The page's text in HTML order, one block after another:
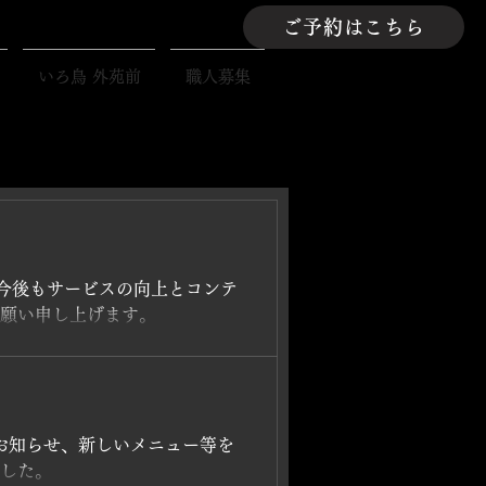
ご予約はこちら
いろ鳥 外苑前 職人募集
後もサービスの向上とコンテ
い申し上げます。
らせ、新しいメニュー等を
た。